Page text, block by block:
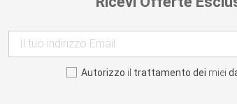
Autorizzo il trattamento dei miei